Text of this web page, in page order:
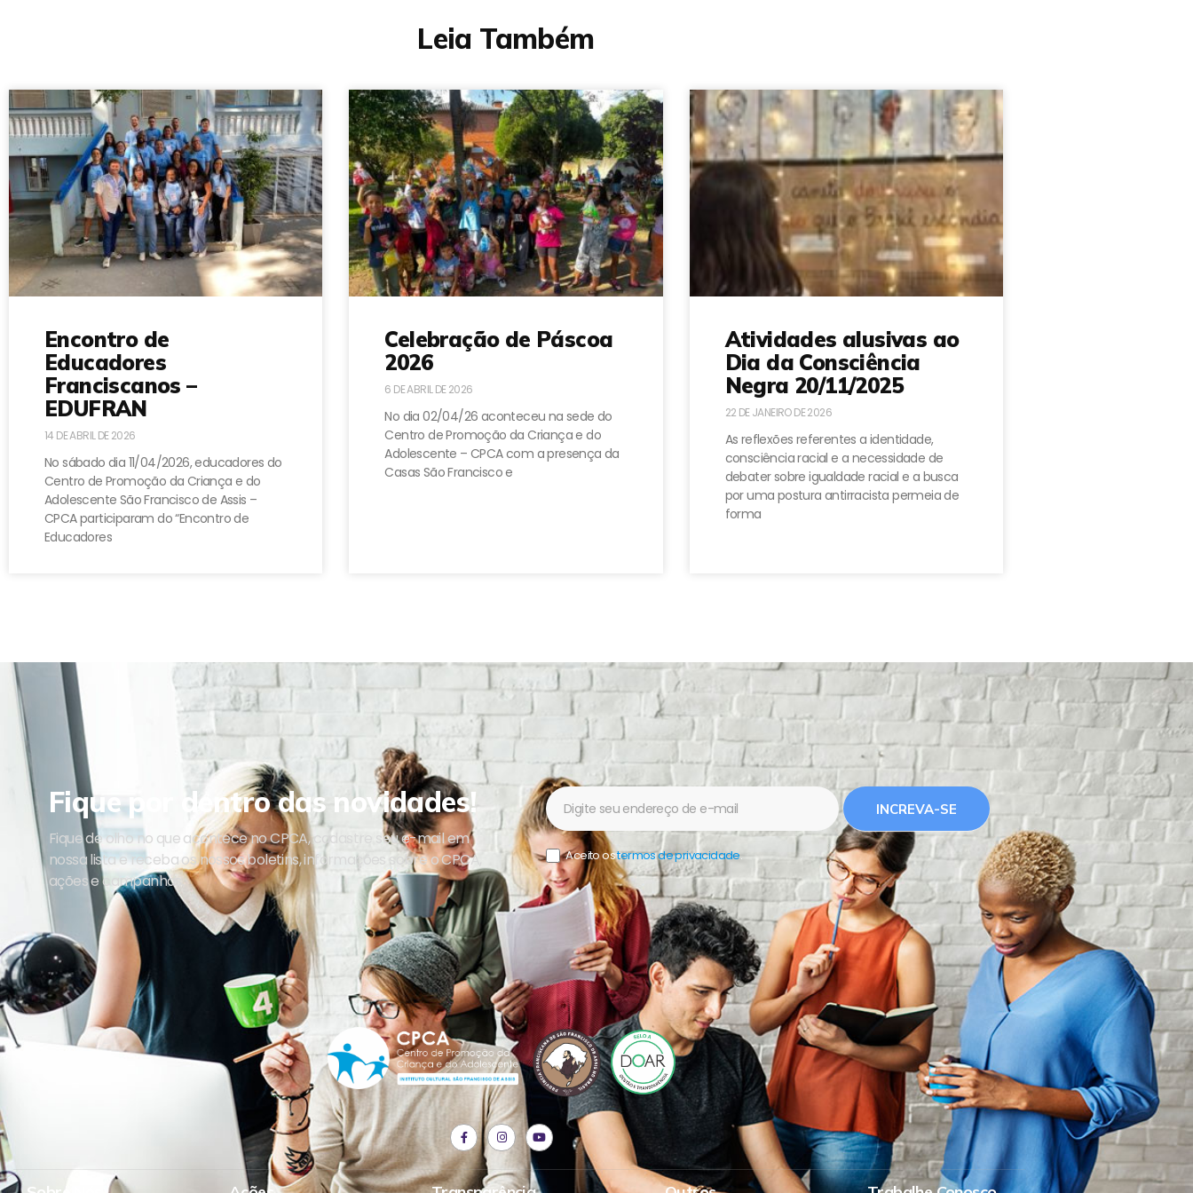
Leia Também
Encontro de
Educadores
Franciscanos –
EDUFRAN
14 DE ABRIL DE 2026
No sábado dia 11/04/2026, educadores do
Centro de Promoção da Criança e do
Adolescente São Francisco de Assis –
CPCA participaram do “Encontro de
Educadores
Celebração de Páscoa
2026
6 DE ABRIL DE 2026
No dia 02/04/26 aconteceu na sede do
Centro de Promoção da Criança e do
Adolescente – CPCA com a presença da
Casas São Francisco e
Atividades alusivas ao
Dia da Consciência
Negra 20/11/2025
22 DE JANEIRO DE 2026
As reflexões referentes a identidade,
consciência racial e a necessidade de
debater sobre igualdade racial e a busca
por uma postura antirracista permeia de
forma
Fique por dentro das novidades!
Fique de olho no que acontece no CPCA, cadastre seu e-mail em
nossa lista e receba os nossos boletins, informações sobre o CPCA,
ações e campanhas.
Newsletter
Aceito ostermos de privacidade.
INCREVA-SE